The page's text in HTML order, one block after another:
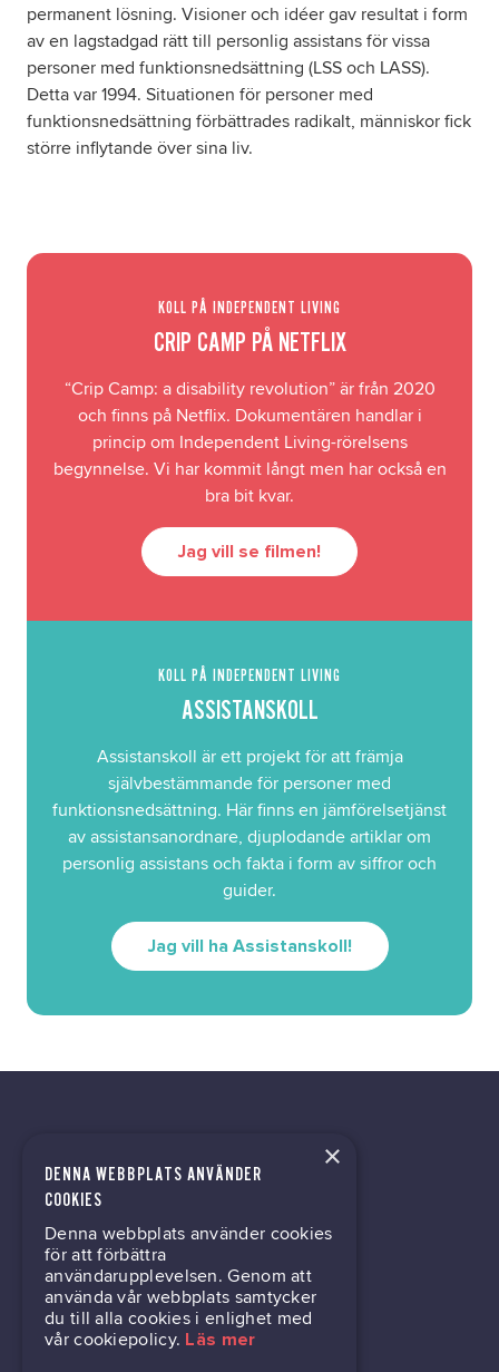
permanent lösning. Visioner och idéer gav resultat i form
av en lagstadgad rätt till personlig assistans för vissa
personer med funktionsnedsättning (LSS och LASS).
Detta var 1994. Situationen för personer med
funktionsnedsättning förbättrades radikalt, människor fick
större inflytande över sina liv.
KOLL PÅ INDEPENDENT LIVING
CRIP CAMP PÅ NETFLIX
“Crip Camp: a disability revolution” är från 2020
och finns på Netflix. Dokumentären handlar i
princip om Independent Living-rörelsens
begynnelse. Vi har kommit långt men har också en
bra bit kvar.
Jag vill se filmen!
KOLL PÅ INDEPENDENT LIVING
ASSISTANSKOLL
Assistanskoll är ett projekt för att främja
självbestämmande för personer med
funktionsnedsättning. Här finns en jämförelsetjänst
av assistansanordnare, djuplodande artiklar om
personlig assistans och fakta i form av siffror och
guider.
Jag vill ha Assistanskoll!
kontor@gil.se
031-63 64 80
Mölndalsvägen 30B
Box 24061
×
DENNA WEBBPLATS ANVÄNDER
COOKIES
Denna webbplats använder cookies
för att förbättra
användarupplevelsen. Genom att
använda vår webbplats samtycker
du till alla cookies i enlighet med
vår cookiepolicy. Läs mer